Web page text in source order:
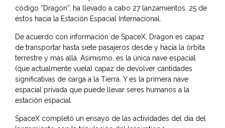
código “Dragon”, ha llevado a cabo 27 lanzamientos. 25 de
éstos hacia la Estación Espacial Internacional.
De acuerdo con información de SpaceX, Dragon es capaz
de transportar hasta siete pasajeros desde y hacia la órbita
terrestre y más allá. Asimismo, es la única nave espacial
(que actualmente vuela) capaz de devolver cantidades
significativas de carga a la Tierra. Y es la primera nave
espacial privada que puede llevar seres humanos a la
estación espacial.
SpaceX completó un ensayo de las actividades del día del